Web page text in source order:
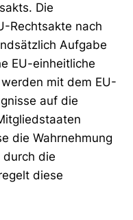
Die
Rechtsakte nach
Aufgabe
EU-einheitliche
mit dem EU-
auf die
die Wahrnehmung
durch die
diese